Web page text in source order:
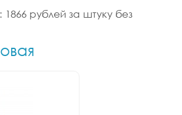
1866 рублей за штуку без